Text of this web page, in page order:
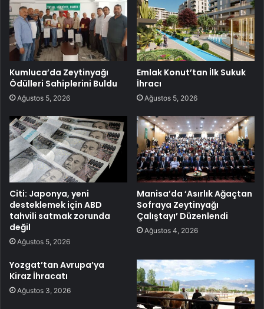
Kumluca’da Zeytinyağı
Ödülleri Sahiplerini Buldu
Ağustos 5, 2026
Emlak Konut’tan İlk Sukuk
İhracı
Ağustos 5, 2026
Citi: Japonya, yeni
desteklemek için ABD
tahvili satmak zorunda
değil
Ağustos 5, 2026
Manisa’da ‘Asırlık Ağaçtan
Sofraya Zeytinyağı
Çalıştayı’ Düzenlendi
Ağustos 4, 2026
Yozgat’tan Avrupa’ya
Kiraz İhracatı
Ağustos 3, 2026